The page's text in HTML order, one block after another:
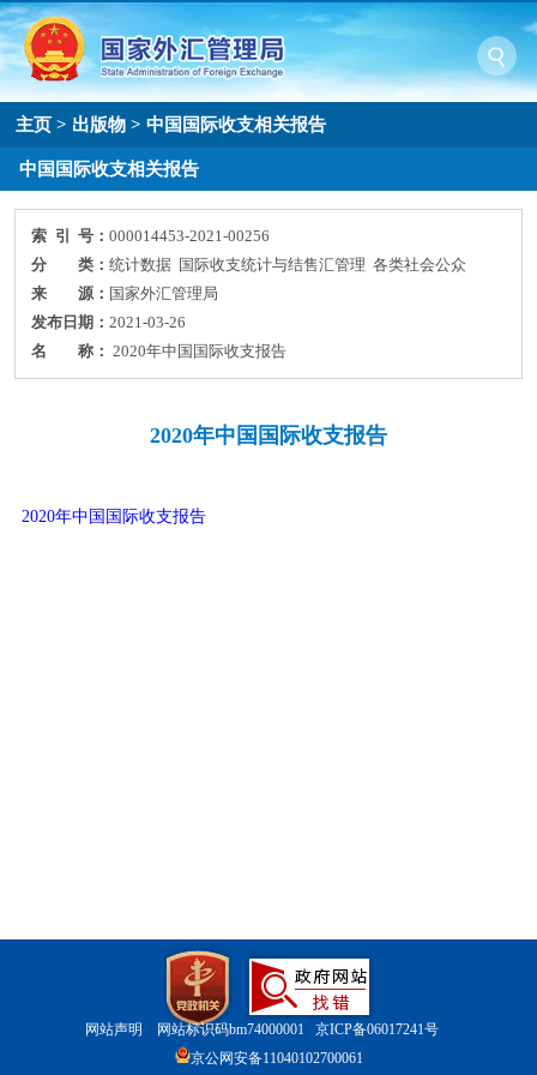
主页 > 出版物 >中国国际收支相关报告
中国国际收支相关报告
索 引 号：000014453-2021-00256
分 类：统计数据 国际收支统计与结售汇管理 各类社会公众
来 源： 国家外汇管理局
发布日期：2021-03-26
名 称： 2020年中国国际收支报告
2020年中国国际收支报告
2020年中国国际收支报告
网站声明 网站标识码bm74000001 京ICP备06017241号
京公网安备11040102700061